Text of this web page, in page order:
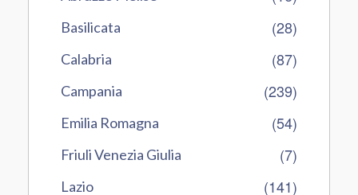
Basilicata (28)
Calabria (87)
Campania (239)
Emilia Romagna (54)
Friuli Venezia Giulia (7)
Lazio (141)